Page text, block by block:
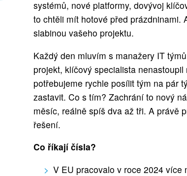
systémů, nové platformy, dovývoj
to chtěli mít hotové před prázdninami.
slabinou vašeho projektu.
Každý den mluvím s manažery IT
projekt, klíčový specialista
potřebujeme rychle posílit tým na pár
zastavit. Co s tím? Zachrání to nový
měsíc, reálně spíš dva až tři. A právě
řešení.
Co říkají čísla?
V EU pracovalo v roce 2024 více